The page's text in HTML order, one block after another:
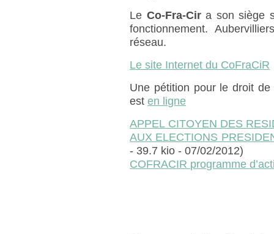
Le Co-Fra-Cira son siège
fonctionnement.
réseau.
Le site Internet du CoFraCiR
Une pétition pour le droit
esten ligne
APPEL CITOYEN DES
AUX ELECTIONS
- 39.7 kio - 07/02/2012)
COFRACIR programme